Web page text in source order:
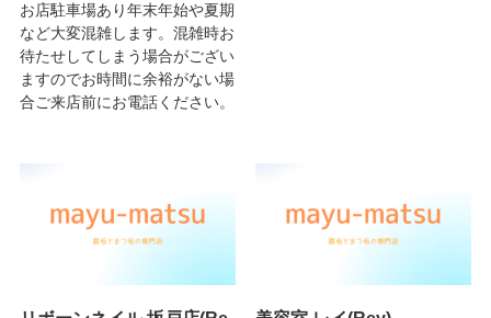
お店駐車場あり年末年始や夏期
など大変混雑します。混雑時お
待たせしてしまう場合がござい
ますのでお時間に余裕がない場
合ご来店前にお電話ください。